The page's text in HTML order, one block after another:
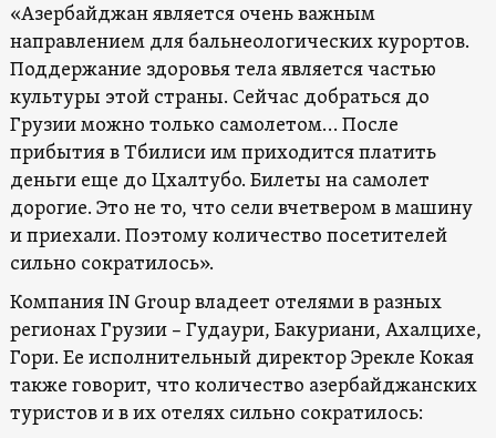
«Азербайджан является очень важным
направлением для бальнеологических курортов.
Поддержание здоровья тела является частью
культуры этой страны. Сейчас добраться до
Грузии можно только самолетом… После
прибытия в Тбилиси им приходится платить
деньги еще до Цхалтубо. Билеты на самолет
дорогие. Это не то, что сели вчетвером в машину
и приехали. Поэтому количество посетителей
сильно сократилось».
Компания IN Group владеет отелями в разных
регионах Грузии – Гудаури, Бакуриани, Ахалцихе,
Гори. Ее исполнительный директор Эрекле Кокая
также говорит, что количество азербайджанских
туристов и в их отелях сильно сократилось: